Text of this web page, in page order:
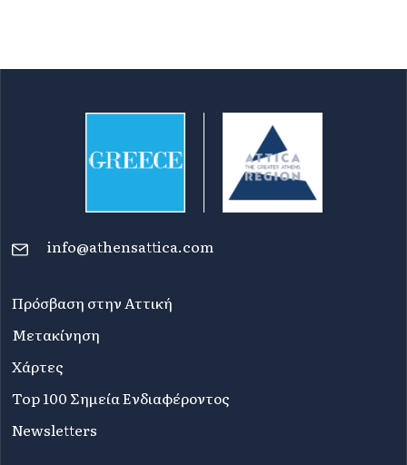
info@athensattica.com
Πρόσβαση στην Αττική
Μετακίνηση
Χάρτες
Top 100 Σημεία Ενδιαφέροντος
Newsletters